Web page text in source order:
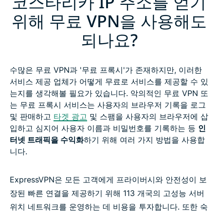
위해 무료 VPN을 사용해도
되나요?
수많은 무료 VPN과 '무료 프록시'가 존재하지만, 이러한
서비스 제공 업체가 어떻게 무료로 서비스를 제공할 수 있
는지를 생각해볼 필요가 있습니다. 악의적인 무료 VPN 또
는 무료 프록시 서비스는 사용자의 브라우저 기록을 로그
및 판매하고 타겟 광고 및 스팸을 사용자의 브라우저에 삽
입하고 심지어 사용자 이름과 비밀번호를 기록하는 등 인
터넷 트래픽을 수익화하기 위해 여러 가지 방법을 사용합
니다.
ExpressVPN은 모든 고객에게 프라이버시와 안전성이 보
장된 빠른 연결을 제공하기 위해 113 개국의 고성능 서버
위치 네트워크를 운영하는 데 비용을 투자합니다. 또한 숙